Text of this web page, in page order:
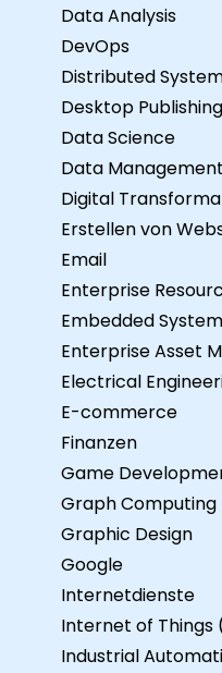
Data Analysis
DevOps
Distributed
Desktop
Data Science
Data Management
Digital
Erstellen von
Email
Enterprise
Embedded
Enterprise Asset
Electrical
E-commerce
Finanzen
Game
Graph Computing
Graphic Design
Google
Internetdienste
Internet of Things
Industrial